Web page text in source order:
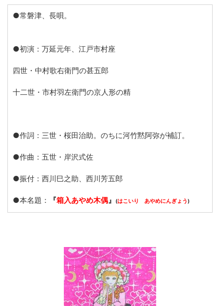
●常磐津、長唄。
●初演：万延元年、江戸市村座
四世・中村歌右衛門の甚五郎
十二世・市村羽左衛門の京人形の精
●作詞：三世・桜田治助。のちに河竹黙阿弥が補訂。
●作曲：五世・岸沢式佐
●振付：西川巳之助、西川芳五郎
●本名題： 『箱入あやめ木偶』 (はこいり あやめにんぎょう)